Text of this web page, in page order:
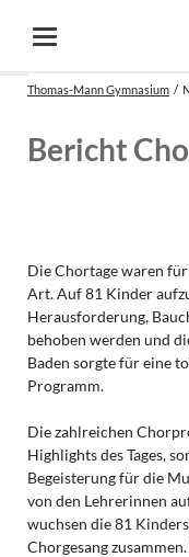
Thomas-Mann Gymnasium
Bericht
Die Chortage waren
Art. Auf 81 Kinder
Herausforderung,
behoben werden und
Baden sorgte für eine
Programm.
Die zahlreichen
Highlights des Tages,
Begeisterung für die
von den Lehrerinnen
wuchsen die 81
Chorgesang